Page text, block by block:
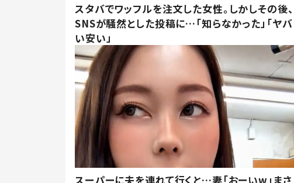
スタバでワッフルを注文した女性。しかしその後、
SNSが騒然とした投稿に…「知らなかった」「ヤバ
い安い」
スーパーに夫を連れて行くと…妻「おーいw」まさ